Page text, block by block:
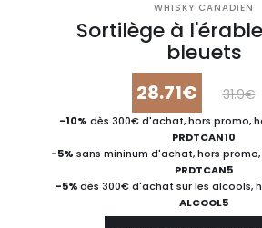
WHISKY CANADIEN
Sortilège à
bleuets
28.71€ 31.9€
-10% dès 300€ d'achat, hors promo,
PRDTCAN10
-5% sans mininum d'achat, hors
PRDTCAN5
-5%dès 300€ d'achat sur les alcools,
ALCOOL5